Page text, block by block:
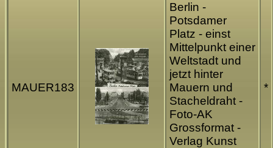
MAUER183
Berlin -
Potsdamer
Platz - einst
Mittelpunkt einer
Weltstadt und
jetzt hinter
Mauern und
Stacheldraht -
Foto-AK
Grossformat -
Verlag Kunst
*